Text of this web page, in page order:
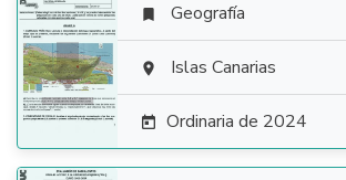

 Geografía
 Islas Canarias
 Ordinaria de 2024